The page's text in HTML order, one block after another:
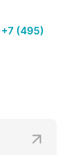
+7 (495)